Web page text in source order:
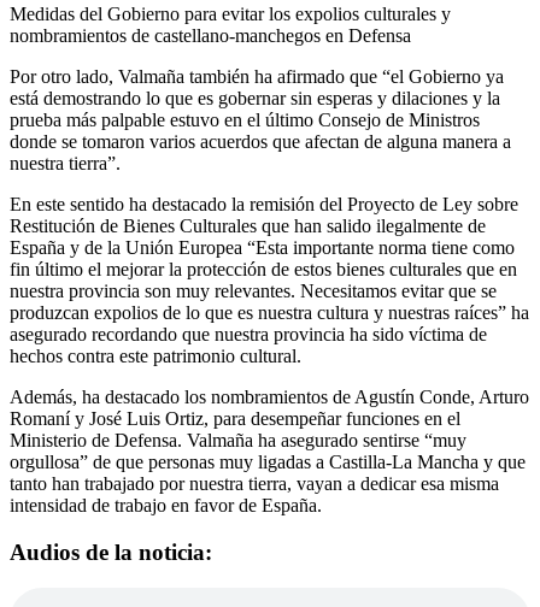
Medidas del Gobierno para evitar los expolios culturales y
nombramientos de castellano-manchegos en Defensa
Por otro lado, Valmaña también ha afirmado que “el Gobierno ya
está demostrando lo que es gobernar sin esperas y dilaciones y la
prueba más palpable estuvo en el último Consejo de Ministros
donde se tomaron varios acuerdos que afectan de alguna manera a
nuestra tierra”.
En este sentido ha destacado la remisión del Proyecto de Ley sobre
Restitución de Bienes Culturales que han salido ilegalmente de
España y de la Unión Europea “Esta importante norma tiene como
fin último el mejorar la protección de estos bienes culturales que en
nuestra provincia son muy relevantes. Necesitamos evitar que se
produzcan expolios de lo que es nuestra cultura y nuestras raíces” ha
asegurado recordando que nuestra provincia ha sido víctima de
hechos contra este patrimonio cultural.
Además, ha destacado los nombramientos de Agustín Conde, Arturo
Romaní y José Luis Ortiz, para desempeñar funciones en el
Ministerio de Defensa. Valmaña ha asegurado sentirse “muy
orgullosa” de que personas muy ligadas a Castilla-La Mancha y que
tanto han trabajado por nuestra tierra, vayan a dedicar esa misma
intensidad de trabajo en favor de España.
Audios de la noticia: